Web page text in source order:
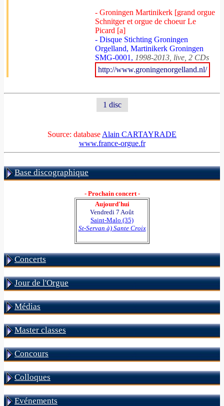
- Groningen Martinikerk [grand orgue
Schnitger et orgue de choeur Le
Picard [a]
- Disque Stichting Groningen
Orgelland, Martinikerk Groningen
SMG-0001, 1998-2013, live, 2 CDs
http://www.groningenorgelland.nl/
1 disc
Source: database Alain CARTAYRADE
www.france-orgue.fr
Base discographique
- Prochain concert -
Aujourd'hui
Vendredi 7 Août
Saint-Malo (35)
St-Servan à) Sante Croix
Concerts
Jour de l'Orgue
Médias
Master classes
Concours
Colloques
Evénements